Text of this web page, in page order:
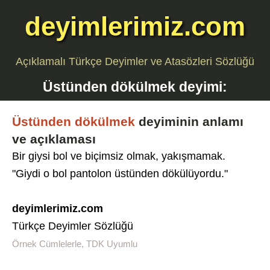
deyimlerimiz.com
Açıklamalı Türkçe Deyimler ve Atasözleri Sözlüğü
Üstünden dökülmek deyimi:
Üstünden dökülmek deyiminin anlamı
ve açıklaması
Bir giysi bol ve biçimsiz olmak, yakışmamak.
"Giydi o bol pantolon üstünden dökülüyordu."
deyimlerimiz.com
Türkçe Deyimler Sözlüğü
Örnek Cümlelerle, TDK Uyumlu